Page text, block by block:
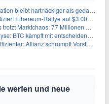
als gedacht – 2027 wird zum kritischen Test
auf $3.000 nach entscheidendem On-Chain-Ausbruch
77 Millionen Pfund Gewinn im ersten Halbjahr
$65K-Hürde, während sich ein Liquidationscluster aufbaut
schrumpft Vorstand auf 8 Köpfe – das steckt dahinter
werfen und neue